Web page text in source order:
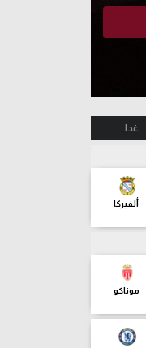
غدا
ألفيركا
موناكو